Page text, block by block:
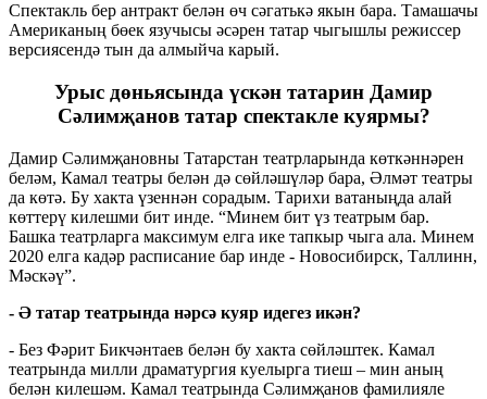
Спектакль бер антракт белән өч сәгатькә якын бара. Тамашачы
Американың бөек язучысы әсәрен татар чыгышлы режиссер
версиясендә тын да алмыйча карый.
Урыс дөньясында үскән татарин Дамир
Сәлимҗанов татар спектакле куярмы?
Дамир Сәлимҗановны Татарстан театрларында көткәннәрен
беләм, Камал театры белән дә сөйләшүләр бара, Әлмәт театры
да көтә. Бу хакта үзеннән сорадым. Тарихи ватаныңда алай
көттерү килешми бит инде. “Минем бит үз театрым бар.
Башка театрларга максимум елга ике тапкыр чыга ала. Минем
2020 елга кадәр расписание бар инде - Новосибирск, Таллинн,
Мәскәү”.
- Ә татар театрында нәрсә куяр идегез икән?
- Без Фәрит Бикчәнтаев белән бу хакта сөйләштек. Камал
театрында милли драматургия куелырга тиеш – мин аның
белән килешәм. Камал театрында Сәлимҗанов фамилияле